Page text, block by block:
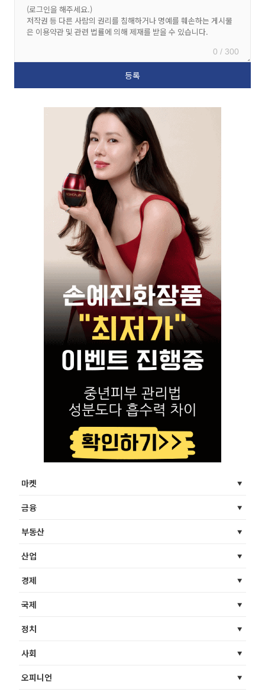
0 / 300
마켓
금융
부동산
산업
경제
국제
정치
사회
오피니언